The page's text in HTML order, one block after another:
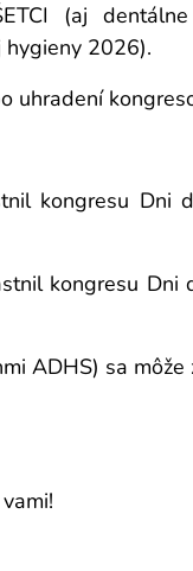
(aj
hygieny 2026).
uhradení
kongresu Dni
kongresu
ADHS) sa